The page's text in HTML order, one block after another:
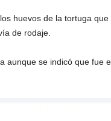
huevos de la tortuga
de rodaje.
aunque se indicó que fue